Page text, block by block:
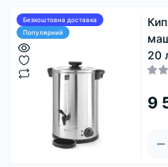
Багато з цих
тримають воду при
Фаренгейтом, щоб
температуру,
нас є моделі різної
для виконання різних
бувають різної
якого місця на вашій
Безкоштовна доставка
Популярний
20
9